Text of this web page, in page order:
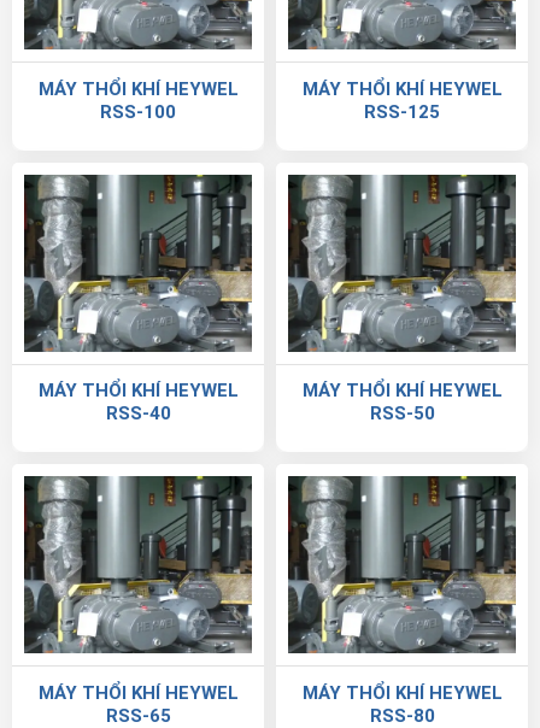
MÁY THỔI KHÍ HEYWEL
RSS-100
MÁY THỔI KHÍ HEYWEL
RSS-125
MÁY THỔI KHÍ HEYWEL
RSS-40
MÁY THỔI KHÍ HEYWEL
RSS-50
MÁY THỔI KHÍ HEYWEL
RSS-65
MÁY THỔI KHÍ HEYWEL
RSS-80